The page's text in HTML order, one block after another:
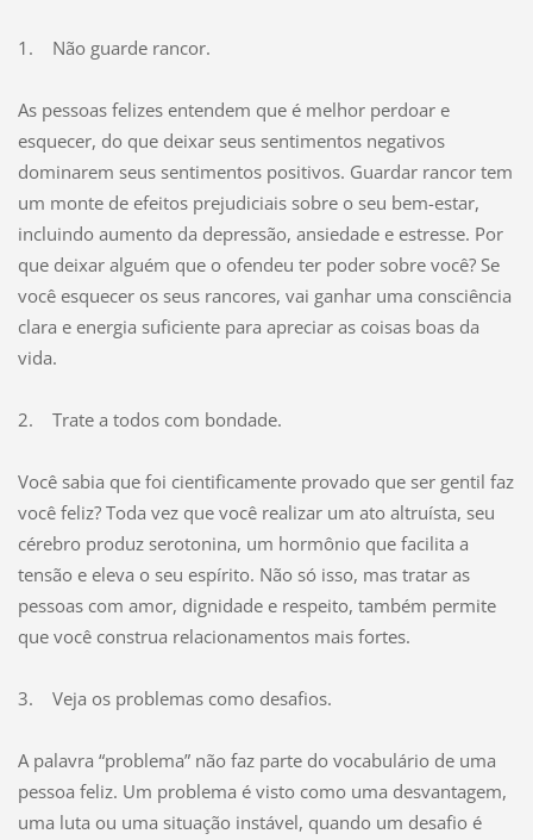
1. Não guarde rancor.
As pessoas felizes entendem que é melhor perdoar e
esquecer, do que deixar seus sentimentos negativos
dominarem seus sentimentos positivos. Guardar rancor tem
um monte de efeitos prejudiciais sobre o seu bem-estar,
incluindo aumento da depressão, ansiedade e estresse. Por
que deixar alguém que o ofendeu ter poder sobre você? Se
você esquecer os seus rancores, vai ganhar uma consciência
clara e energia suficiente para apreciar as coisas boas da
vida.
2. Trate a todos com bondade.
Você sabia que foi cientificamente provado que ser gentil faz
você feliz? Toda vez que você realizar um ato altruísta, seu
cérebro produz serotonina, um hormônio que facilita a
tensão e eleva o seu espírito. Não só isso, mas tratar as
pessoas com amor, dignidade e respeito, também permite
que você construa relacionamentos mais fortes.
3. Veja os problemas como desafios.
A palavra “problema” não faz parte do vocabulário de uma
pessoa feliz. Um problema é visto como uma desvantagem,
uma luta ou uma situação instável, quando um desafio é